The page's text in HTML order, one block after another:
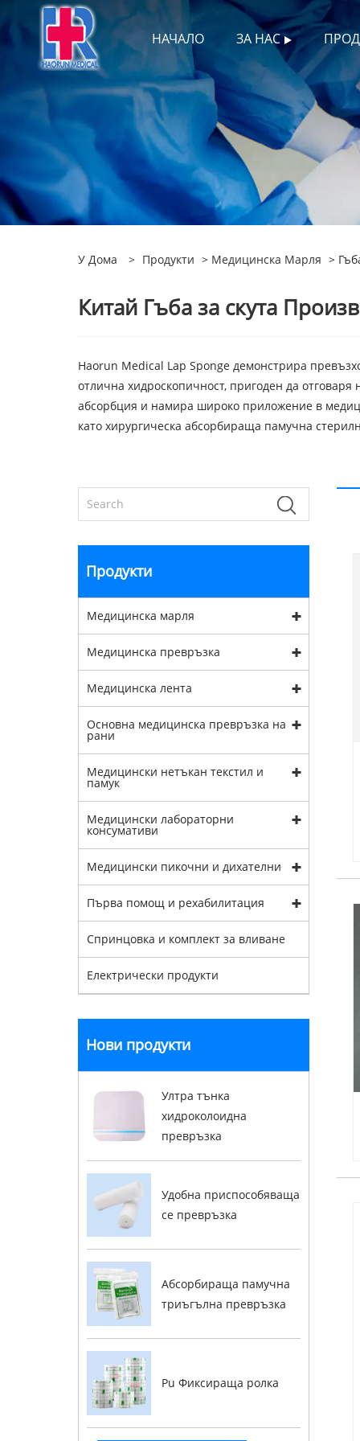
НАЧАЛО ЗА НАС
У Дома > Продукти > Медицинска Марля >
Китай Гъба за скута
Haorun Medical Lap Sponge демонстрира
отлична хидроскопичност, пригоден да
абсорбция и намира широко приложение в
като хирургическа абсорбираща памучна
Продукти
Медицинска марля
Медицинска превръзка
Медицинска лента
Основна медицинска превръзка на
рани
Медицински нетъкан текстил и
памук
Медицински лабораторни
консумативи
Медицински пикочни и дихателни
Първа помощ и рехабилитация
Спринцовка и комплект за вливане
Електрически продукти
Нови продукти
Ултра тънка
хидроколоидна
превръзка
Удобна приспособяваща
се превръзка
Абсорбираща памучна
триъгълна превръзка
Pu Фиксираща ролка